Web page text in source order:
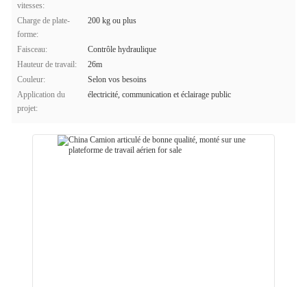
vitesses:
Charge de plate-
forme:
200 kg ou plus
Faisceau:
Contrôle hydraulique
Hauteur de travail:
26m
Couleur:
Selon vos besoins
Application du
projet:
électricité, communication et éclairage public